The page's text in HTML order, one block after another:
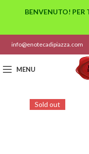
info@enotecadipiazza.com
MENU
Sold out
BENVENUTO! PER